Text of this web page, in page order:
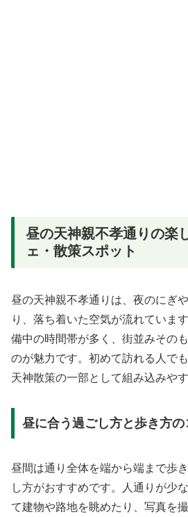
昼の天神親不孝通りの楽
ェ・散策スポット
昼の天神親不孝通りは、夜のにぎ
り、落ち着いた空気が流れていま
備中の時間帯が多く、街並みその
のが魅力です。初めて訪れる人で
天神散策の一部として組み込みや
昼に合う過ごし方と歩き方の
昼間は通り全体を端から端まで歩
し方がおすすめです。人通りが少
て建物や路地を眺めたり、写真を